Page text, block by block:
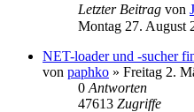
Letzter Beitrag von
Montag 27. August
NET-loader und -sucher
von paphko » Freitag 2.
0 Antworten
47613 Zugriffe